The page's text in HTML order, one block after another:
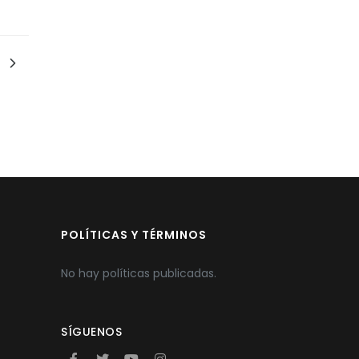
POLÍTICAS Y TÉRMINOS
No hay políticas publicadas.
SÍGUENOS